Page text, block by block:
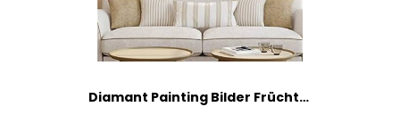
Diamant Painting Bilder Früchte Stillleben Diamond Painting Set Full Groß,5D Diamond Painting Bilder,Diamond Painting Kinder,DIY Malen Nach Zahlen Diamant Malerei,Daiments Painting,Wall Decor 30x60cm